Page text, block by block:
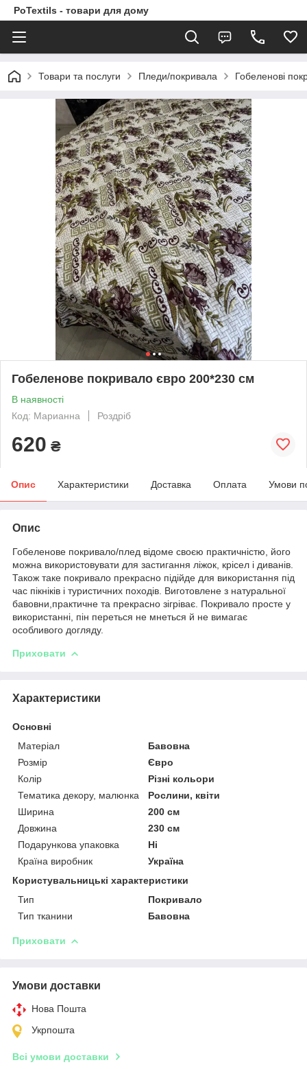
PoTextils - товари для дому
Товари та послуги Пледи/покривала Гобеленові
Гобеленове покривало євро 200*230 см
В наявності
Код: Марианна
Роздріб
620 ₴
Опис Характеристики Доставка Оплата Умови
Опис
Гобеленове покривало/плед відоме своєю практичністю, його
можна використовувати для застигання ліжок, крісел і диванів.
Також таке покривало прекрасно підійде для використання під
час пікніків і туристичних походів. Виготовлене з натуральної
бавовни,практичне та прекрасно зігріває. Покривало просте у
використанні, пін переться не мнеться й не вимагає
особливого догляду.
Приховати
Характеристики
Основні
Матеріал
Бавовна
Розмір
Євро
Колір
Різні кольори
Тематика декору, малюнка
Рослини, квіти
Ширина
200 см
Довжина
230 см
Подарункова упаковка
Ні
Країна виробник
Україна
Користувальницькі характеристики
Тип
Покривало
Тип тканини
Бавовна
Приховати
Умови доставки
Нова Пошта
Укрпошта
Всі умови доставки